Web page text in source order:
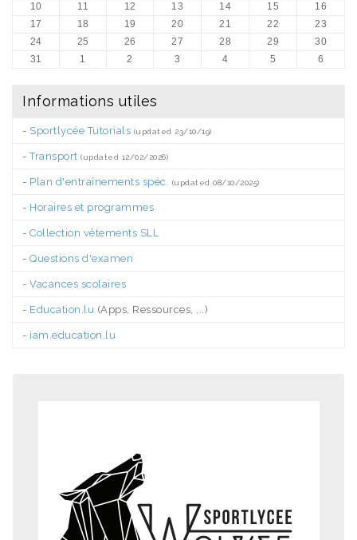
10
11 12 13 14 15
16
17
18 19 20 21 22
23
24
25 26 27 28 29
30
31
1 2 3 4 5 6
Informations utiles
- Sportlycée Tutorials (updated 23/10/19)
-Transport (updated 12/02/2026)
- Plan d'entraînements spéc. (updated 08/10/2025)
- Horaires et programmes
- Collection vêtements SLL
- Questions d'examen
- Vacances scolaires
- Education.lu (Apps, Ressources, ...)
- iam.education.lu